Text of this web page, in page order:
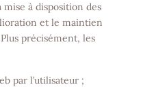
à disposition des
et le maintien
précisément, les
par l’utilisateur ;